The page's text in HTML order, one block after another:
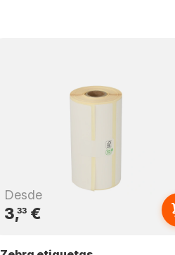
Desde
3,33 €